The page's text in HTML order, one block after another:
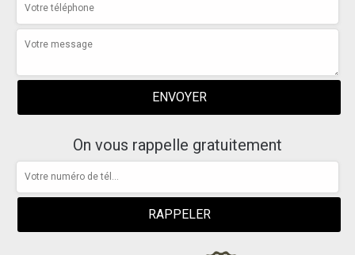
On vous rappelle gratuitement